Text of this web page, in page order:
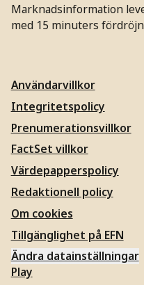
Marknadsinformation
med 15 minuters
Användarvillkor
Integritetspolicy
Prenumerationsvillkor
FactSet villkor
Värdepapperspolicy
Redaktionell policy
Om cookies
Tillgänglighet på EFN
Ändra datainställningar
Play